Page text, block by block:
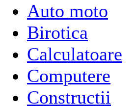
Auto moto
Birotica
Calculatoare
Computere
Constructii